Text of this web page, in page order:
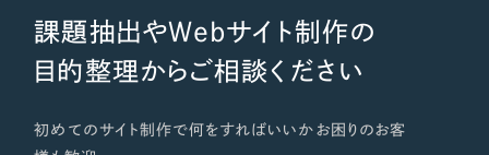
課題抽出やWebサイト制作の
目的整理からご相談ください
初めてのサイト制作で何をすればいいかお困りのお客